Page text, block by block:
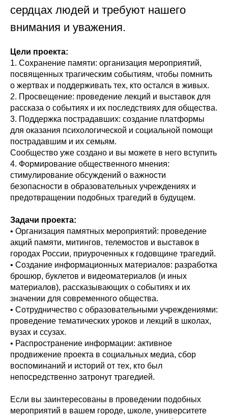
сердцах людей и требуют нашего
внимания и уважения.
Цели проекта:
1. Сохранение памяти: организация мероприятий,
посвященных трагическим событиям, чтобы помнить
о жертвах и поддерживать тех, кто остался в живых.
2. Просвещение: проведение лекций и выставок для
рассказа о событиях и их последствиях для общества.
3. Поддержка пострадавших: создание платформы
для оказания психологической и социальной помощи
пострадавшим и их семьям.
Сообщество уже создано и вы можете в него вступить
4. Формирование общественного мнения:
стимулирование обсуждений о важности
безопасности в образовательных учреждениях и
предотвращении подобных трагедий в будущем.
Задачи проекта:
• Организация памятных мероприятий: проведение
акций памяти, митингов, телемостов и выставок в
городах России, приуроченных к годовщине трагедий.
• Создание информационных материалов: разработка
брошюр, буклетов и видеоматериалов (и иных
материалов), рассказывающих о событиях и их
значении для современного общества.
• Сотрудничество с образовательными учреждениями:
проведение тематических уроков и лекций в школах,
вузах и ссузах.
• Распространение информации: активное
продвижение проекта в социальных медиа, сбор
воспоминаний и историй от тех, кто был
непосредственно затронут трагедией.
Если вы заинтересованы в проведении подобных
мероприятий в вашем городе, школе, университете